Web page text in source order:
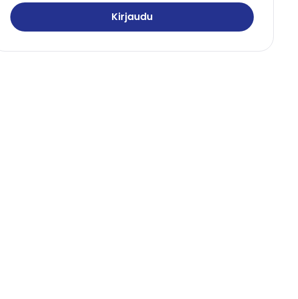
Kirjaudu